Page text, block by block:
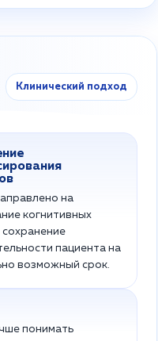
Клинический подход
на
когнитивных
пациента на
возможный срок.
понимать